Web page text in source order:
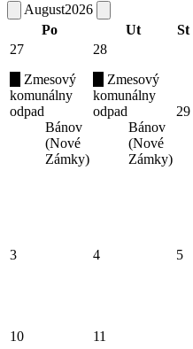
August2026
Po
Ut St
27
Zmesový
komunálny
odpad
Bánov
(Nové
Zámky)
28
Zmesový
komunálny
odpad
Bánov
(Nové
Zámky)
29
3 4 5
10
11